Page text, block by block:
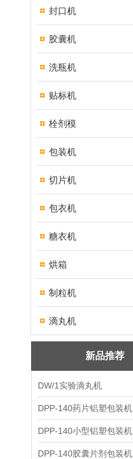
封口机
胶囊机
洗瓶机
贴标机
栓剂模
包装机
切片机
包衣机
糖衣机
烘箱
制粒机
滴丸机
新品推荐
DW/1实验滴丸机
DPP-140药片铝塑包装机
DPP-140小型铝塑包装机
DPP-140胶囊片剂包装机